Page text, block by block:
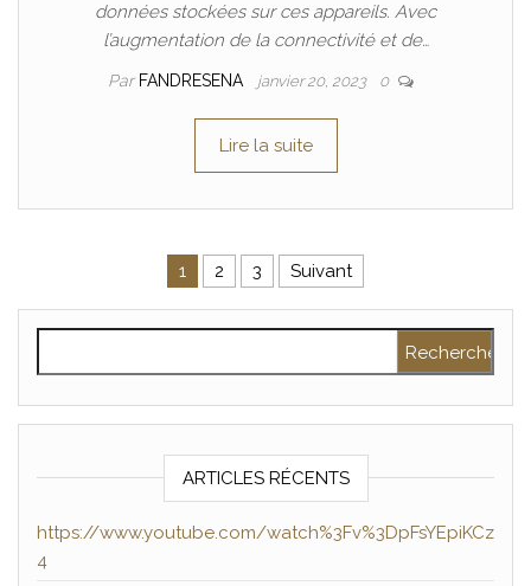
données stockées sur ces appareils. Avec
l’augmentation de la connectivité et de…
Par FANDRESENA janvier 20, 2023 0
Lire la suite
Pagination des publications
1 2 3 Suivant
ARTICLES RÉCENTS
https://www.youtube.com/watch%3Fv%3DpFsYEpiKCz
4